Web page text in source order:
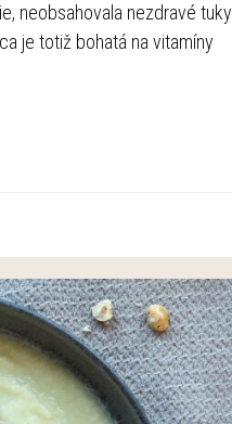
neobsahovala nezdravé tuky
je totiž bohatá na vitamíny